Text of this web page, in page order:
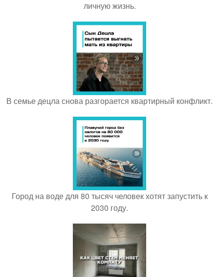
личную жизнь.
В семье децла снова разгорается квартирный конфликт.
Город на воде для 80 тысяч человек хотят запустить к
2030 году.